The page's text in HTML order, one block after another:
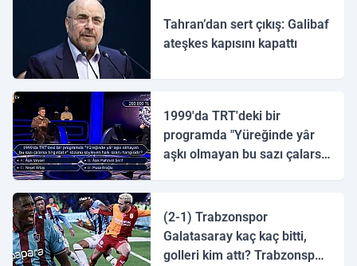
Tahran’dan sert çıkış: Galibaf
ateşkes kapısını kapattı
1999'da TRT'deki bir
programda "Yüreğinde yâr
aşkı olmayan bu sazı çalarsa
(2-1) Trabzonspor
Galatasaray kaç kaç bitti,
golleri kim attı? Trabzonspor